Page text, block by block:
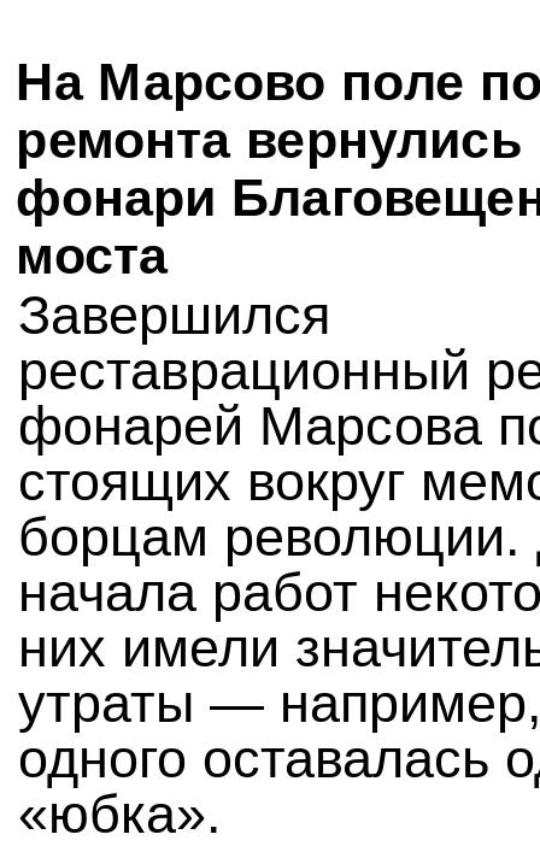
На Марсово поле
ремонта вернулись
фонари
моста
Завершился
реставрационный
фонарей Марсова
стоящих вокруг
борцам революции.
начала работ
них имели
утраты —
одного оставалась
«юбка».